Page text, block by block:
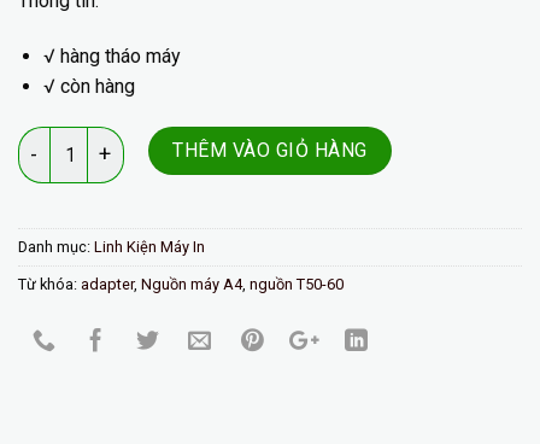
√ hàng tháo máy
√ còn hàng
Số lượng THÊM VÀO GIỎ HÀNG
Danh mục: Linh Kiện Máy In
Từ khóa: adapter, Nguồn máy A4, nguồn T50-60